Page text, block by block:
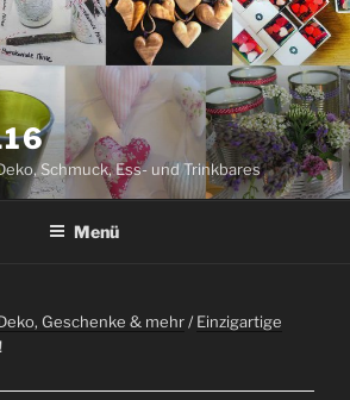
Schmuck, Ess- und Trinkbares
Menü
Geschenke & mehr/Einzigartige